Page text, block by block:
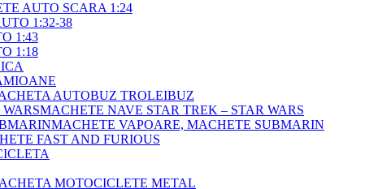
AUTO SCARA 1:24
1:32-38
1:43
1:18
AUTOBUZ TROLEIBUZ
MACHETE NAVE STAR TREK – STAR WARS
MACHETE VAPOARE, MACHETE SUBMARIN
FAST AND FURIOUS
MOTOCICLETE METAL